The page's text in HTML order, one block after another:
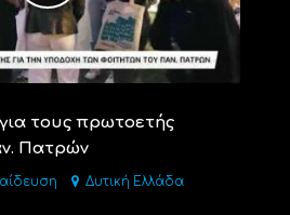
τους πρωτοετής
Πατρών
Δυτική Ελλάδα